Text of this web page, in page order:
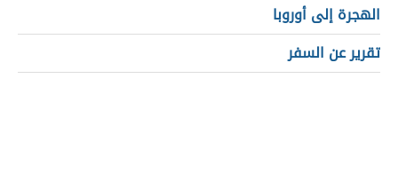
الهجرة إلى أوروبا
تقرير عن السفر